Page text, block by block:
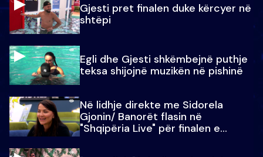
Gjesti pret finalen duke kërcyer në
shtëpi
Egli dhe Gjesti shkëmbejnë puthje
teksa shijojnë muzikën në pishinë
Në lidhje direkte me Sidorela
Gjonin/ Banorët flasin në
"Shqipëria Live" për finalen e